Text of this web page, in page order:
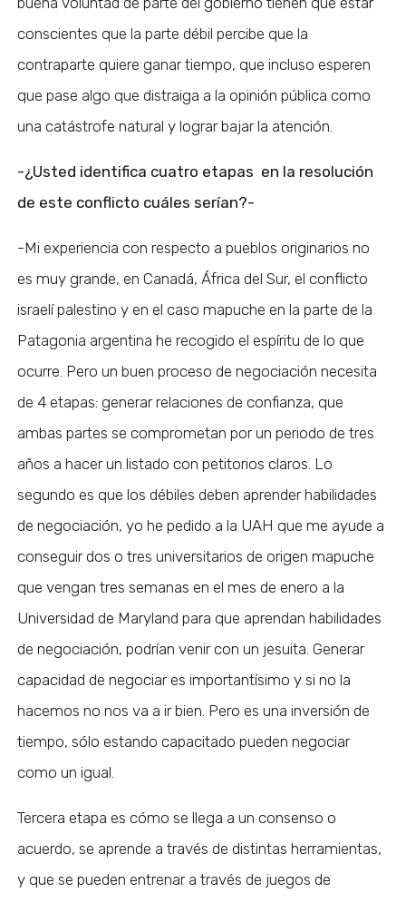
conscientes que la parte débil percibe que la
contraparte quiere ganar tiempo, que incluso esperen
que pase algo que distraiga a la opinión pública como
una catástrofe natural y lograr bajar la atención.
-¿Usted identifica cuatro etapas en la resolución
de este conflicto cuáles serían?-
-Mi experiencia con respecto a pueblos originarios no
es muy grande, en Canadá, África del Sur, el conflicto
israelí palestino y en el caso mapuche en la parte de la
Patagonia argentina he recogido el espíritu de lo que
ocurre. Pero un buen proceso de negociación necesita
de 4 etapas: generar relaciones de confianza, que
ambas partes se comprometan por un periodo de tres
años a hacer un listado con petitorios claros. Lo
segundo es que los débiles deben aprender habilidades
de negociación, yo he pedido a la UAH que me ayude a
conseguir dos o tres universitarios de origen mapuche
que vengan tres semanas en el mes de enero a la
Universidad de Maryland para que aprendan habilidades
de negociación, podrían venir con un jesuita. Generar
capacidad de negociar es importantísimo y si no la
hacemos no nos va a ir bien. Pero es una inversión de
tiempo, sólo estando capacitado pueden negociar
como un igual.
Tercera etapa es cómo se llega a un consenso o
acuerdo, se aprende a través de distintas herramientas,
y que se pueden entrenar a través de juegos de